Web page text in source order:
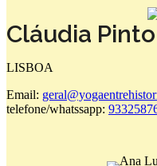
Cláudia
LISBOA
Email:
telefone/whatssapp: